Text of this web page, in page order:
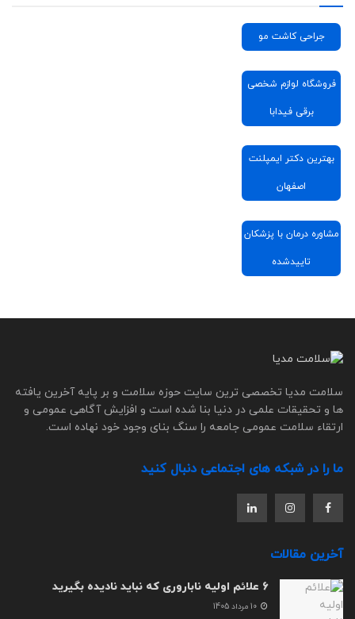
جراحی کاشت مو
فروشگاه لوازم شخصی
برقی فیدابا
بهترین دکتر ایمپلنت
اصفهان
مشاوره درمان با پزشکان
تاییدشده
سلامت مدیا تخصصی ترین سایت حوزه سلامت و بر پایه آخرین یافته
ها و تحقیقات علمی در دنیا بنا شده است و افزایش آگاهی عمومی و
ارتقاء سلامت عمومی جامعه را سنگ بنای وجود خود نهاده است.
ما را در شبکه های اجتماعی دنبال کنید
آخرین مقالات
6 علائم اولیه ناباروری که نباید نادیده بگیرید